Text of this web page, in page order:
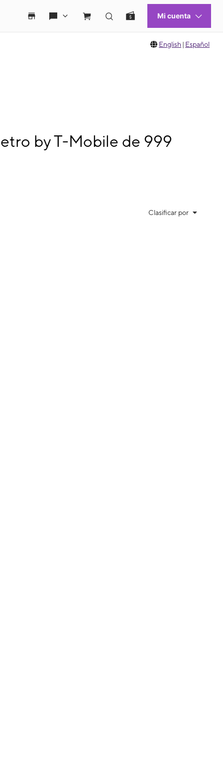
English | Español
by T-Mobile de 999
Clasificar por